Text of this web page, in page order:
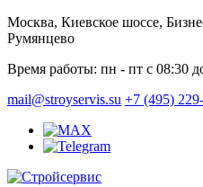
Москва, Киевское шоссе,
Румянцево
Время работы: пн - пт с 08:30
mail@stroyservis.su +7 (495)